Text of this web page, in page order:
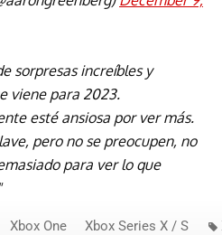
sorpresas increíbles y
viene para 2023.
esté ansiosa por ver más.
pero no se preocupen, no
para ver lo que
Xbox One Xbox Series X / S